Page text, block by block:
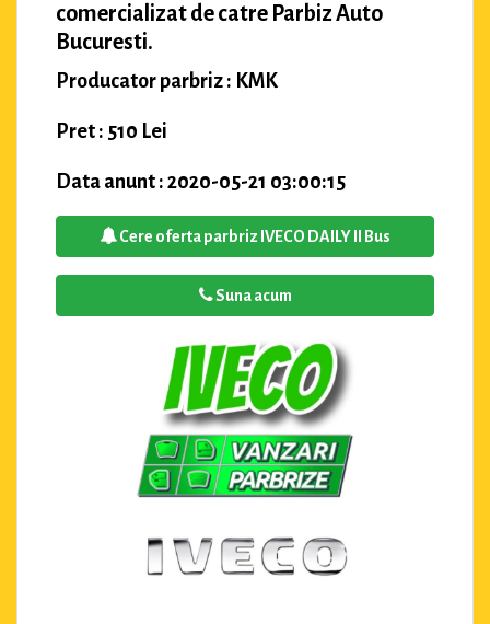
comercializat de catre Parbiz Auto
Bucuresti.
Producator parbriz : KMK
Pret : 510 Lei
Data anunt : 2020-05-21 03:00:15
Cere oferta parbriz IVECO DAILY II Bus
Suna acum